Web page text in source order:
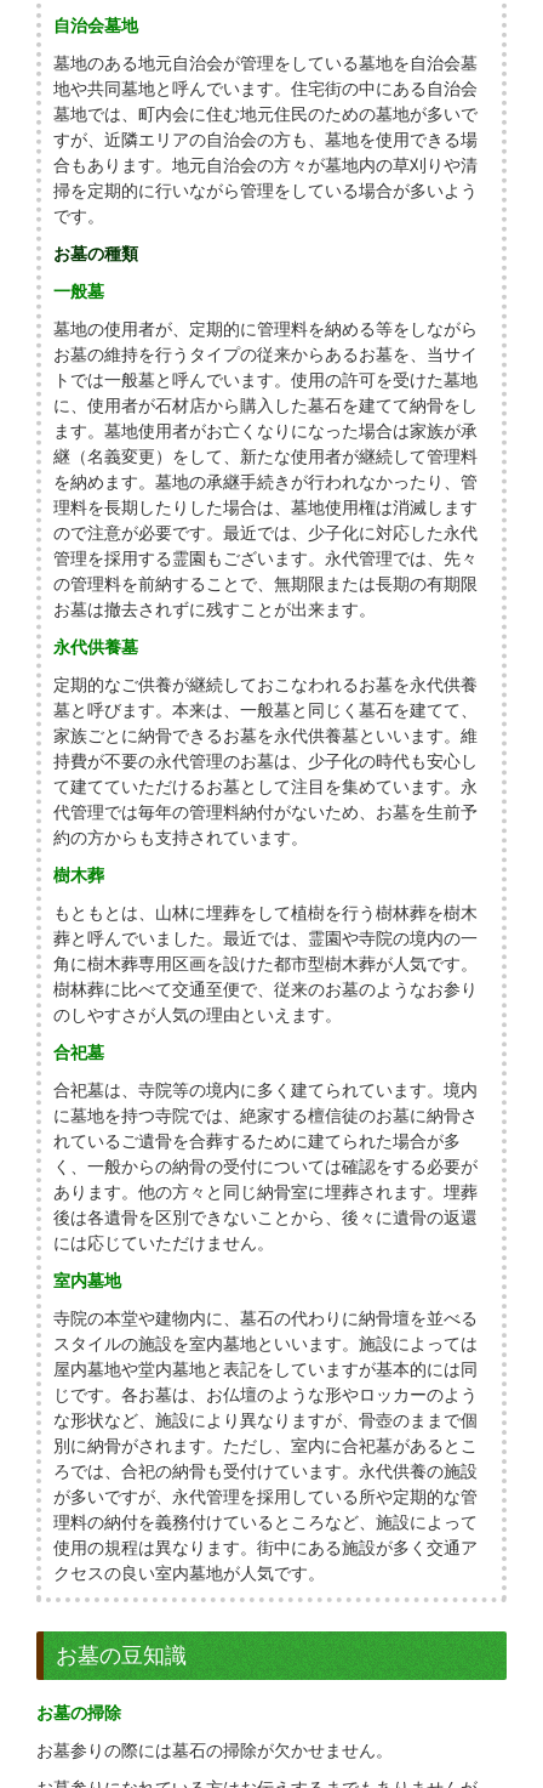
自治会墓地
墓地のある地元自治会が管理をしている墓地を自治会墓
地や共同墓地と呼んでいます。住宅街の中にある自治会
墓地では、町内会に住む地元住民のための墓地が多いで
すが、近隣エリアの自治会の方も、墓地を使用できる場
合もあります。地元自治会の方々が墓地内の草刈りや清
掃を定期的に行いながら管理をしている場合が多いよう
です。
お墓の種類
一般墓
墓地の使用者が、定期的に管理料を納める等をしながら
お墓の維持を行うタイプの従来からあるお墓を、当サイ
トでは一般墓と呼んでいます。使用の許可を受けた墓地
に、使用者が石材店から購入した墓石を建てて納骨をし
ます。墓地使用者がお亡くなりになった場合は家族が承
継（名義変更）をして、新たな使用者が継続して管理料
を納めます。墓地の承継手続きが行われなかったり、管
理料を長期したりした場合は、墓地使用権は消滅します
ので注意が必要です。最近では、少子化に対応した永代
管理を採用する霊園もございます。永代管理では、先々
の管理料を前納することで、無期限または長期の有期限
お墓は撤去されずに残すことが出来ます。
永代供養墓
定期的なご供養が継続しておこなわれるお墓を永代供養
墓と呼びます。本来は、一般墓と同じく墓石を建てて、
家族ごとに納骨できるお墓を永代供養墓といいます。維
持費が不要の永代管理のお墓は、少子化の時代も安心し
て建てていただけるお墓として注目を集めています。永
代管理では毎年の管理料納付がないため、お墓を生前予
約の方からも支持されています。
樹木葬
もともとは、山林に埋葬をして植樹を行う樹林葬を樹木
葬と呼んでいました。最近では、霊園や寺院の境内の一
角に樹木葬専用区画を設けた都市型樹木葬が人気です。
樹林葬に比べて交通至便で、従来のお墓のようなお参り
のしやすさが人気の理由といえます。
合祀墓
合祀墓は、寺院等の境内に多く建てられています。境内
に墓地を持つ寺院では、絶家する檀信徒のお墓に納骨さ
れているご遺骨を合葬するために建てられた場合が多
く、一般からの納骨の受付については確認をする必要が
あります。他の方々と同じ納骨室に埋葬されます。埋葬
後は各遺骨を区別できないことから、後々に遺骨の返還
には応じていただけません。
室内墓地
寺院の本堂や建物内に、墓石の代わりに納骨壇を並べる
スタイルの施設を室内墓地といいます。施設によっては
屋内墓地や堂内墓地と表記をしていますが基本的には同
じです。各お墓は、お仏壇のような形やロッカーのよう
な形状など、施設により異なりますが、骨壺のままで個
別に納骨がされます。ただし、室内に合祀墓があるとこ
ろでは、合祀の納骨も受付けています。永代供養の施設
が多いですが、永代管理を採用している所や定期的な管
理料の納付を義務付けているところなど、施設によって
使用の規程は異なります。街中にある施設が多く交通ア
クセスの良い室内墓地が人気です。
お墓の豆知識
お墓の掃除
お墓参りの際には墓石の掃除が欠かせません。